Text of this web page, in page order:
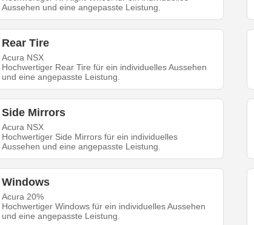
Aussehen und eine angepasste Leistung.
Rear Tire
Acura NSX
Hochwertiger Rear Tire für ein individuelles Aussehen
und eine angepasste Leistung.
Side Mirrors
Acura NSX
Hochwertiger Side Mirrors für ein individuelles
Aussehen und eine angepasste Leistung.
Windows
Acura 20%
Hochwertiger Windows für ein individuelles Aussehen
und eine angepasste Leistung.